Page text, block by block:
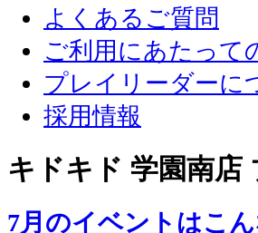
よくあるご質問
ご利用にあたって
プレイリーダーに
採用情報
キドキド 学園南
7月のイベントはこ